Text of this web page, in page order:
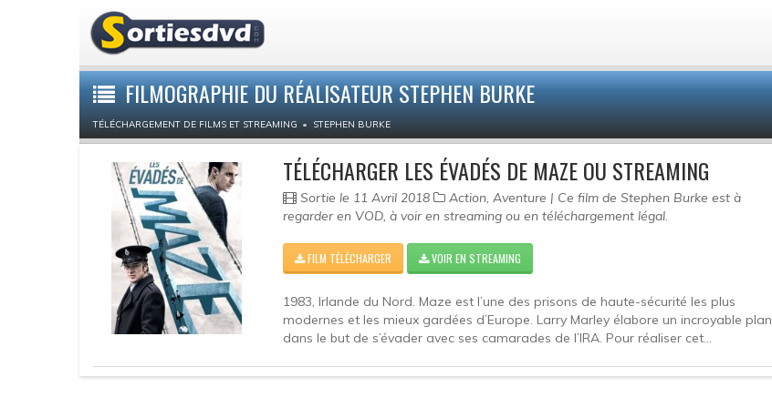
FILMOGRAPHIE DU RÉALISATEUR STEPHEN BURKE
TÉLÉCHARGEMENT DE FILMS ET STREAMING STEPHEN BURKE
TÉLÉCHARGER LES ÉVADÉS DE MAZE OU STREAMING
Sortie le 11 Avril 2018
Action, Aventure | Ce film de Stephen Burke est à
regarder en VOD, à voir en streaming ou en téléchargement légal.
FILM TÉLÉCHARGER VOIR EN STREAMING
1983, Irlande du Nord. Maze est l’une des prisons de haute-sécurité les plus
modernes et les mieux gardées d’Europe. Larry Marley élabore un incroyable plan
dans le but de s’évader avec ses camarades de l’IRA. Pour réaliser cet...